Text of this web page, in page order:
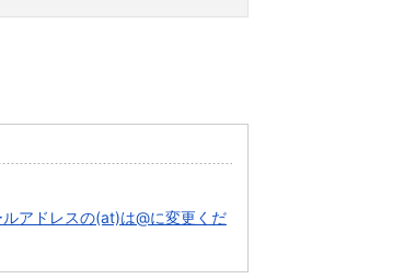
アドレスの(at)は@に変更くだ